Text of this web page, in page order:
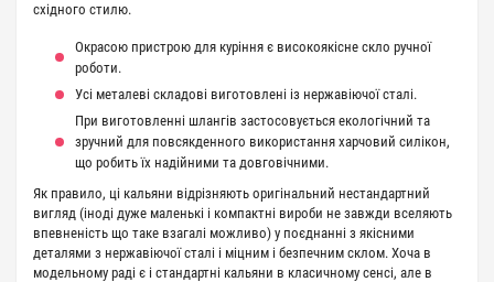
східного стилю.
Окрасою пристрою для куріння є високоякісне скло ручної
роботи.
Усі металеві складові виготовлені із нержавіючої сталі.
При виготовленні шлангів застосовується екологічний та
зручний для повсякденного використання харчовий силікон,
що робить їх надійними та довговічними.
Як правило, ці кальяни відрізняють оригінальний нестандартний
вигляд (іноді дуже маленькі і компактні вироби не завжди вселяють
впевненість що таке взагалі можливо) у поєднанні з якісними
деталями з нержавіючої сталі і міцним і безпечним склом. Хоча в
модельному раді є і стандартні кальяни в класичному сенсі, але в